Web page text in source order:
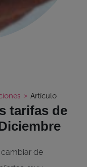
> Artículo
tarifas de
de